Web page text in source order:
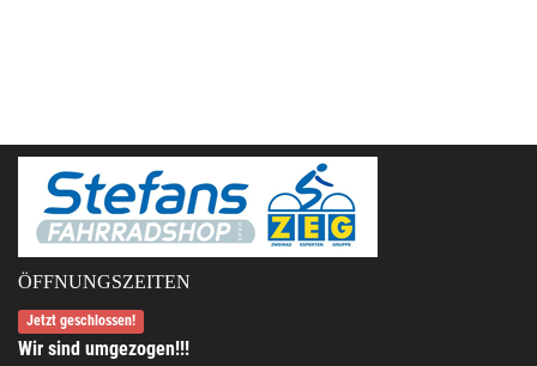
ÖFFNUNGSZEITEN
Jetzt geschlossen!
Wir sind umgezogen!!!